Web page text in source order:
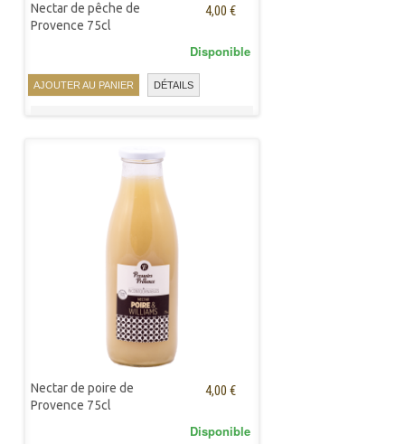
Nectar de pêche de
Provence 75cl
4,00 €
AJOUTER AU PANIER DÉTAILS
Disponible
Nectar de poire de
Provence 75cl
4,00 €
Disponible